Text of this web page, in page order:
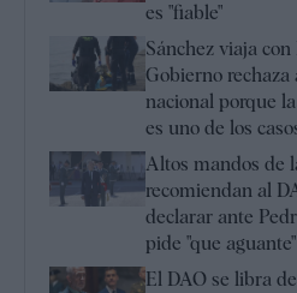
es "fiable"
Sánchez viaja
Gobierno
nacional porque
es uno de los
Altos mandos de
recomiendan al
declarar ante
pide "que aguante"
El DAO se libra